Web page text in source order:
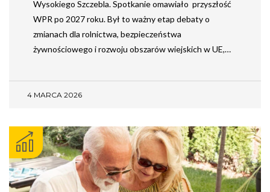
Wysokiego Szczebla. Spotkanie omawiało przyszłość
WPR po 2027 roku. Był to ważny etap debaty o
zmianach dla rolnictwa, bezpieczeństwa
żywnościowego i rozwoju obszarów wiejskich w UE,…
4 MARCA 2026